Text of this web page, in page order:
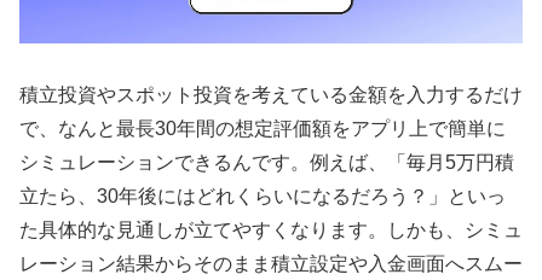
積立投資やスポット投資を考えている金額を入力するだけ
で、なんと最長30年間の想定評価額をアプリ上で簡単に
シミュレーションできるんです。例えば、「毎月5万円積
立たら、30年後にはどれくらいになるだろう？」といっ
た具体的な見通しが立てやすくなります。しかも、シミュ
レーション結果からそのまま積立設定や入金画面へスムー